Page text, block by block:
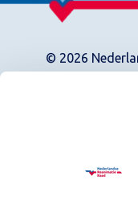
© 2026